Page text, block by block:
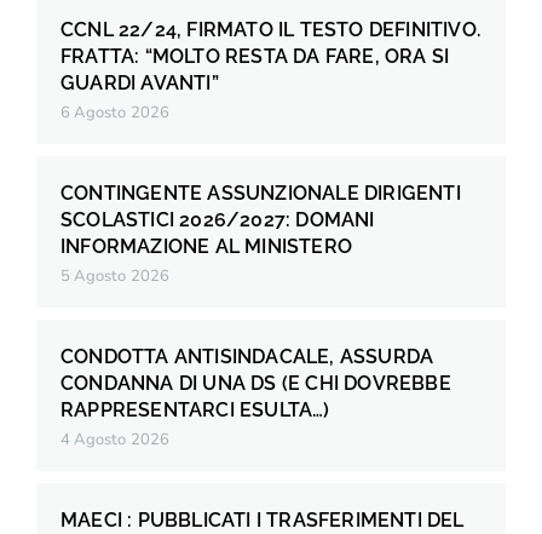
CCNL 22/24, FIRMATO IL TESTO DEFINITIVO.
FRATTA: “MOLTO RESTA DA FARE, ORA SI
GUARDI AVANTI”
6 Agosto 2026
CONTINGENTE ASSUNZIONALE DIRIGENTI
SCOLASTICI 2026/2027: DOMANI
INFORMAZIONE AL MINISTERO
5 Agosto 2026
CONDOTTA ANTISINDACALE, ASSURDA
CONDANNA DI UNA DS (E CHI DOVREBBE
RAPPRESENTARCI ESULTA…)
4 Agosto 2026
MAECI : PUBBLICATI I TRASFERIMENTI DEL